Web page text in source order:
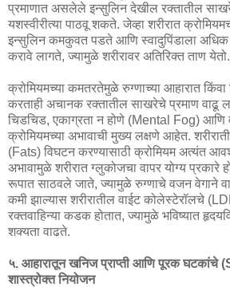
प्रमाणात असलेले इन्सुलिन देखील रक्तातील
यशस्वीरीत्या पाठवू शकते. जेव्हा शरीरात
इन्सुलिन कमकुवत पडते आणि स्वादुपिंडाला अधिक
करावे लागते, ज्यामुळे शरीरावर अतिरिक्त ताण येतो.
क्रोमियमच्या कमतरतेमुळे रुग्णाच्या आहारात
करताही अचानक रक्तातील साखरेचे प्रमाण वाढू
चिडचिड, एकाग्रता न होणे (Mental Fog) आणि
क्रोमियमच्या अभावाची मुख्य लक्षणे आहेत.
(Fats) विघटन करण्यासाठी क्रोमियम अत्यंत
अभावामुळे शरीरात ग्लुकोजचा वापर योग्य प्रकारे
रूपात साठवले जाते, ज्यामुळे रुग्णाचे वजन वेगाने
कमी झाल्यास शरीरातील वाईट कोलेस्टेरॉलचे
रक्तवाहिन्या कडक होतात, ज्यामुळे भविष्यात
शक्यता वाढते.
५. आहारातून खनिज प्राप्ती आणि पूरक
शास्त्रोक्त नियोजन